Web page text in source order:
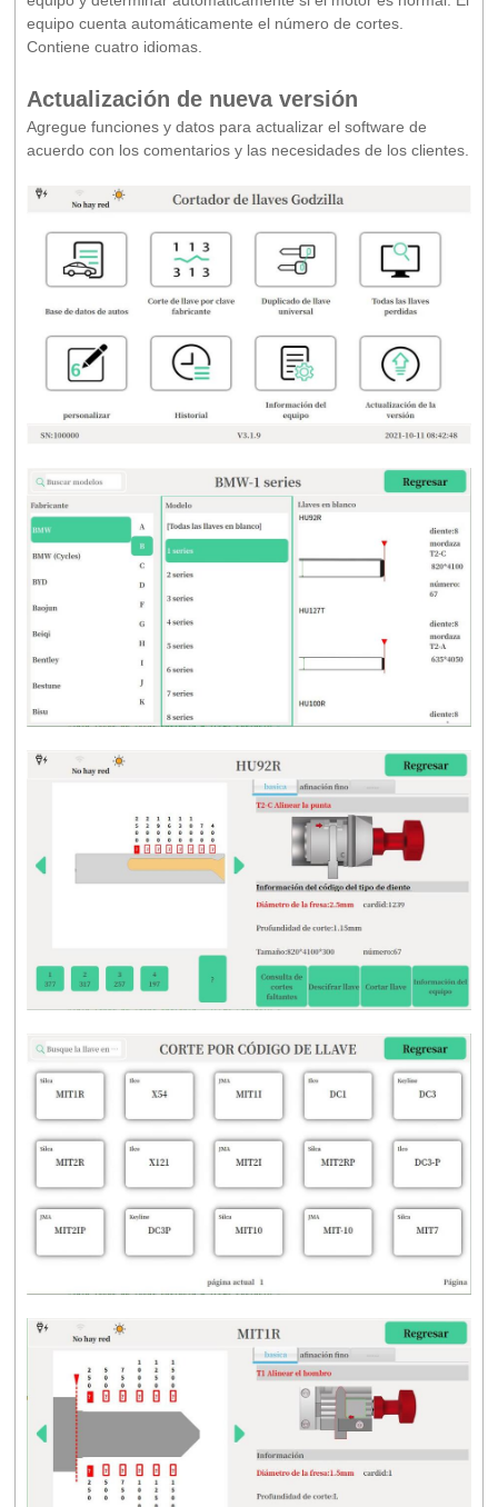
equipo cuenta automáticamente el número de cortes.
Contiene cuatro idiomas.
Actualización de nueva versión
Agregue funciones y datos para actualizar el software de
acuerdo con los comentarios y las necesidades de los clientes.